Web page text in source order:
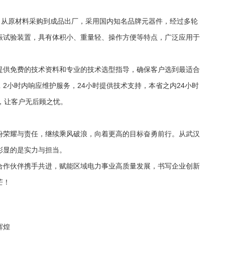
原材料采购到成品出厂，采用国内知名品牌元器件，经过多轮
验装置，具有体积小、重量轻、操作方便等特点，广泛应用于
免费的技术资料和专业的技术选型指导，确保客户选到最适合
小时内响应维护服务，24小时提供技术支持，本省之内24小时
客户无后顾之忧。
耀与责任，继续乘风破浪，向着更高的目标奋勇前行。从武汉
的是实力与担当。
伙伴携手共进，赋能区域电力事业高质量发展，书写企业创新
煌